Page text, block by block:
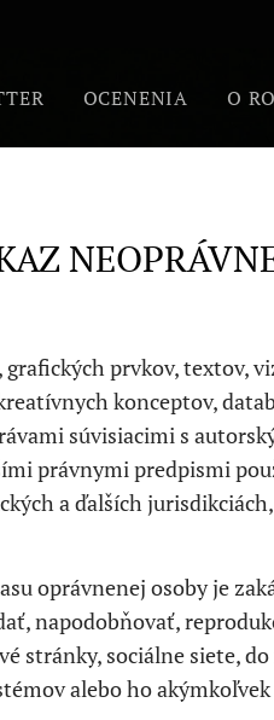
OCENENIA O
prvkov, textov,
konceptov,
súvisiacimi s
právnymi predpismi
a ďalších
oprávnenej osoby je
napodobňovať,
stránky, sociálne siete,
alebo ho